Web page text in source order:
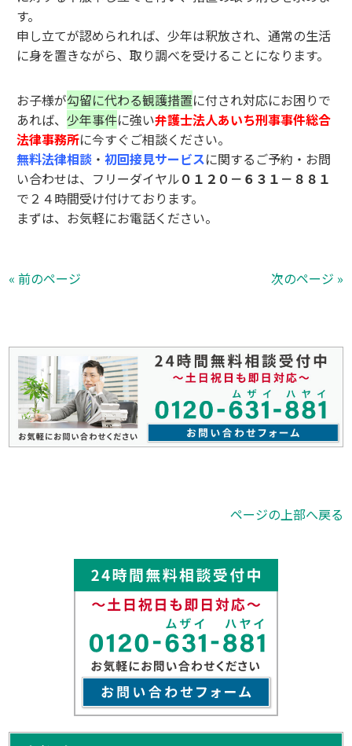
す。
申し立てが認められれば、少年は釈放され、通常の生活
に身を置きながら、取り調べを受けることになります。
お子様が勾留に代わる観護措置に付され対応にお困りで
あれば、少年事件に強い弁護士法人あいち刑事事件総合
法律事務所に今すぐご相談ください。
無料法律相談 ・初回接見サービスに関するご予約・お問
い合わせは、フリーダイヤル０１２０－６３１－８８１
で２４時間受け付けております。
まずは、お気軽にお電話ください。
« 前のページ 次のページ »
ページの上部へ戻る